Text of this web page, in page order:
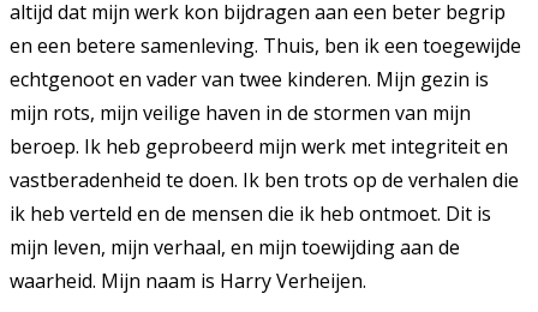
altijd dat mijn werk kon bijdragen aan een beter begrip
en een betere samenleving. Thuis, ben ik een toegewijde
echtgenoot en vader van twee kinderen. Mijn gezin is
mijn rots, mijn veilige haven in de stormen van mijn
beroep. Ik heb geprobeerd mijn werk met integriteit en
vastberadenheid te doen. Ik ben trots op de verhalen die
ik heb verteld en de mensen die ik heb ontmoet. Dit is
mijn leven, mijn verhaal, en mijn toewijding aan de
waarheid. Mijn naam is Harry Verheijen.